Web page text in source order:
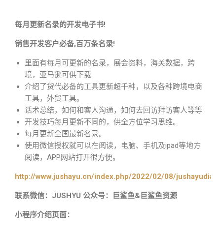
每月更新名录的开发电子书!
销售开发客户必备,百万条名录!
里面有每月可更新的名录，展会资料，海关数据，跨
境，亚马逊可供下载
介绍了货代必备的工具更新超千种，以及各种跨境电商
工具，外贸工具。
话术总结，如何和客人沟通，如何去回访拜访客人等等
开发技巧每月更新不同的，供全方位学习思维。
每月更新全国最新名录。
使用微信授权就可以在阅读，电脑、手机及ipad等地方
阅读，APP网站打开很方便。
http://www.jushayu.cn/index.php/2022/02/08/
联系微信：JUSHYU 公众号：巨鲨鱼&巨鲨鱼资源
小程序介绍页面：